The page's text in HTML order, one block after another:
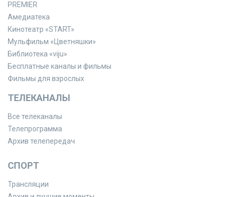
PREMIER
Амедиатека
Кинотеатр «START»
Мульфильм «Цветняшки»
Библиотека «viju»
Бесплатные каналы и фильмы
Фильмы для взрослых
ТЕЛЕКАНАЛЫ
Все телеканалы
Телепрограмма
Архив телепередач
СПОРТ
Трансляции